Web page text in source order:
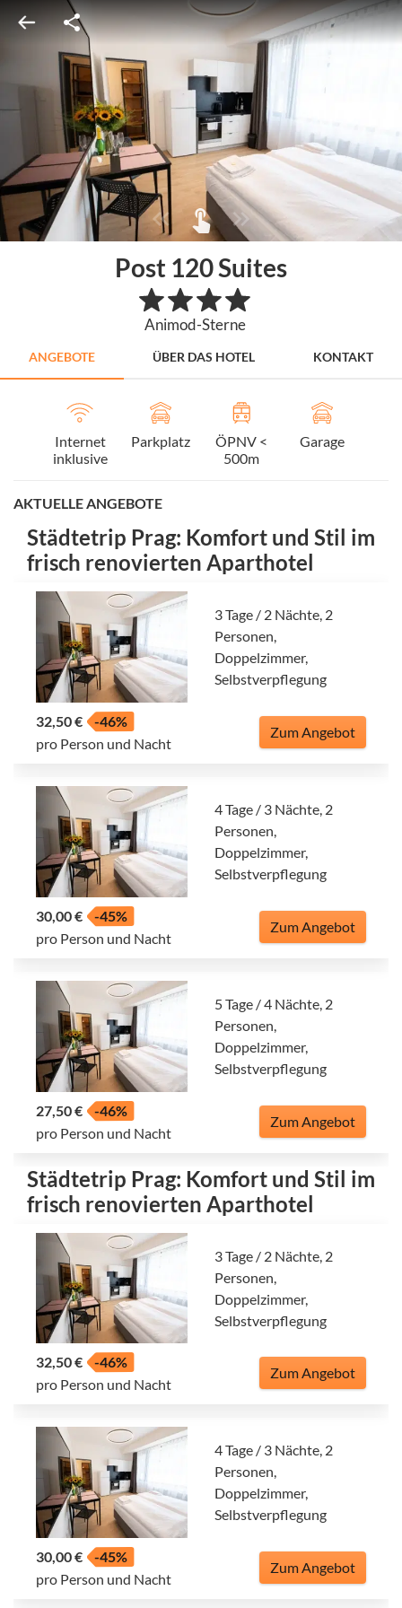
Post 120 Suites
Animod-Sterne
ANGEBOTE ÜBER DAS HOTEL KONTAKT
Internet
inklusive
Parkplatz
ÖPNV <
500m
Garage
AKTUELLE ANGEBOTE
Städtetrip Prag: Komfort und Stil im
frisch renovierten Aparthotel
3 Tage / 2 Nächte, 2
Personen,
Doppelzimmer,
Selbstverpflegung
32,50 €
-46%
pro Person und Nacht
Zum Angebot
4 Tage / 3 Nächte, 2
Personen,
Doppelzimmer,
Selbstverpflegung
30,00 €
-45%
pro Person und Nacht
Zum Angebot
5 Tage / 4 Nächte, 2
Personen,
Doppelzimmer,
Selbstverpflegung
27,50 €
-46%
pro Person und Nacht
Zum Angebot
Städtetrip Prag: Komfort und Stil im
frisch renovierten Aparthotel
3 Tage / 2 Nächte, 2
Personen,
Doppelzimmer,
Selbstverpflegung
32,50 €
-46%
pro Person und Nacht
Zum Angebot
4 Tage / 3 Nächte, 2
Personen,
Doppelzimmer,
Selbstverpflegung
30,00 €
-45%
pro Person und Nacht
Zum Angebot